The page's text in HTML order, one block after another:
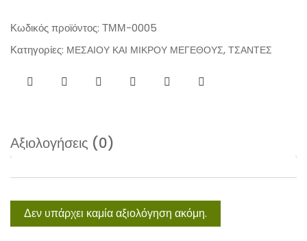
r
i
s
:
2
9
τ
ι
ν
α
ι
:
n
i
Κωδικός προϊόντος: ΤΜΜ-0005
Κατηγορίες: ΜΕΣΑΙΟΥ ΚΑΙ ΜΙΚΡΟΥ ΜΕΓΕΘΟΥΣ, ΤΣΑΝΤΕΣ
Αξιολογήσεις (0)
Δεν υπάρχει καμία αξιολόγηση ακόμη.